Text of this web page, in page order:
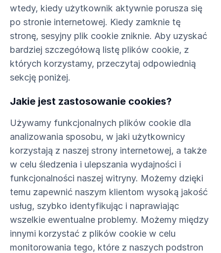
wtedy, kiedy użytkownik aktywnie porusza się
po stronie internetowej. Kiedy zamknie tę
stronę, sesyjny plik cookie zniknie. Aby uzyskać
bardziej szczegółową listę plików cookie, z
których korzystamy, przeczytaj odpowiednią
sekcję poniżej.
Jakie jest zastosowanie cookies?
Używamy funkcjonalnych plików cookie dla
analizowania sposobu, w jaki użytkownicy
korzystają z naszej strony internetowej, a także
w celu śledzenia i ulepszania wydajności i
funkcjonalności naszej witryny. Możemy dzięki
temu zapewnić naszym klientom wysoką jakość
usług, szybko identyfikując i naprawiając
wszelkie ewentualne problemy. Możemy między
innymi korzystać z plików cookie w celu
monitorowania tego, które z naszych podstron